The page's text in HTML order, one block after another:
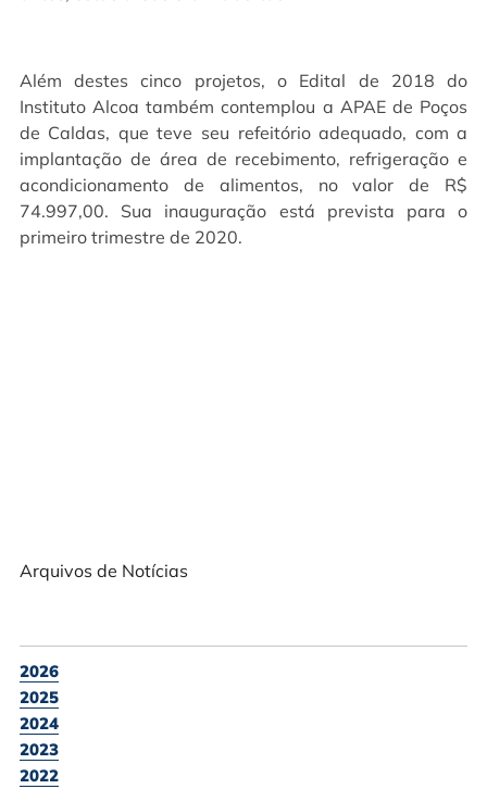
Além destes cinco projetos, o Edital de 2018 do
Instituto Alcoa também contemplou a APAE de Poços
de Caldas, que teve seu refeitório adequado, com a
implantação de área de recebimento, refrigeração e
acondicionamento de alimentos, no valor de R$
74.997,00. Sua inauguração está prevista para o
primeiro trimestre de 2020.
Arquivos de Notícias
2026
2025
2024
2023
2022